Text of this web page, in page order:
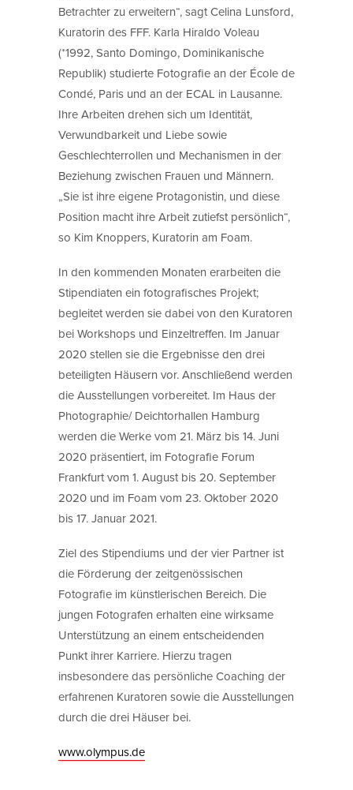
Betrachter zu erweitern“, sagt Celina Lunsford,
Kuratorin des FFF. Karla Hiraldo Voleau
(*1992, Santo Domingo, Dominikanische
Republik) studierte Fotografie an der École de
Condé, Paris und an der ECAL in Lausanne.
Ihre Arbeiten drehen sich um Identität,
Verwundbarkeit und Liebe sowie
Geschlechterrollen und Mechanismen in der
Beziehung zwischen Frauen und Männern.
„Sie ist ihre eigene Protagonistin, und diese
Position macht ihre Arbeit zutiefst persönlich“,
so Kim Knoppers, Kuratorin am Foam.
In den kommenden Monaten erarbeiten die
Stipendiaten ein fotografisches Projekt;
begleitet werden sie dabei von den Kuratoren
bei Workshops und Einzeltreffen. Im Januar
2020 stellen sie die Ergebnisse den drei
beteiligten Häusern vor. Anschließend werden
die Ausstellungen vorbereitet. Im Haus der
Photographie/ Deichtorhallen Hamburg
werden die Werke vom 21. März bis 14. Juni
2020 präsentiert, im Fotografie Forum
Frankfurt vom 1. August bis 20. September
2020 und im Foam vom 23. Oktober 2020
bis 17. Januar 2021.
Ziel des Stipendiums und der vier Partner ist
die Förderung der zeitgenössischen
Fotografie im künstlerischen Bereich. Die
jungen Fotografen erhalten eine wirksame
Unterstützung an einem entscheidenden
Punkt ihrer Karriere. Hierzu tragen
insbesondere das persönliche Coaching der
erfahrenen Kuratoren sowie die Ausstellungen
durch die drei Häuser bei.
www.olympus.de